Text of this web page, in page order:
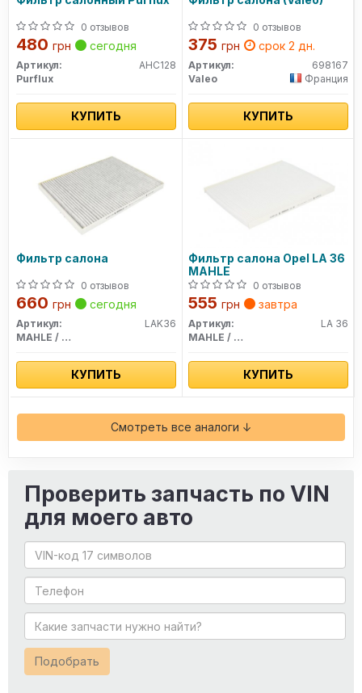
0 отзывов
480 грн сегодня
Артикул:
AHC128
Purflux
КУПИТЬ
0 отзывов
375 грн срок 2 дн.
Артикул:
698167
Valeo
Франция
КУПИТЬ
Фильтр салона
0 отзывов
660 грн сегодня
Артикул:
LAK36
MAHLE / KNECHT
КУПИТЬ
Фильтр салона Opel LA 36
MAHLE
0 отзывов
555 грн завтра
Артикул:
LA 36
MAHLE / KNECHT
КУПИТЬ
Смотреть все аналоги ↓
Проверить запчасть по VIN
для моего авто
Подобрать